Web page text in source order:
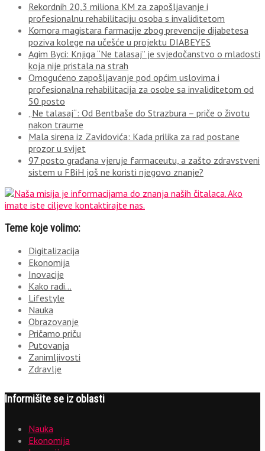
Rekordnih 20,3 miliona KM za zapošljavanje i
profesionalnu rehabilitaciju osoba s invaliditetom
Komora magistara farmacije zbog prevencije dijabetesa
poziva kolege na učešće u projektu DIABEYES
Agim Byci: Knjiga “Ne talasaj” je svjedočanstvo o mladosti
koja nije pristala na strah
Omogućeno zapošljavanje pod općim uslovima i
profesionalna rehabilitacija za osobe sa invaliditetom od
50 posto
„Ne talasaj“: Od Bentbaše do Strazbura – priče o životu
nakon traume
Mala sirena iz Zavidovića: Kada prilika za rad postane
prozor u svijet
97 posto građana vjeruje farmaceutu, a zašto zdravstveni
sistem u FBiH još ne koristi njegovo znanje?
Teme koje volimo:
Digitalizacija
Ekonomija
Inovacije
Kako radi…
Lifestyle
Nauka
Obrazovanje
Pričamo priču
Putovanja
Zanimljivosti
Zdravlje
Informišite se iz oblasti
Nauka
Ekonomija